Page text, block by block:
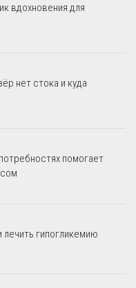
вдохновения для
нет стока и куда
помогает
лечить гипогликемию